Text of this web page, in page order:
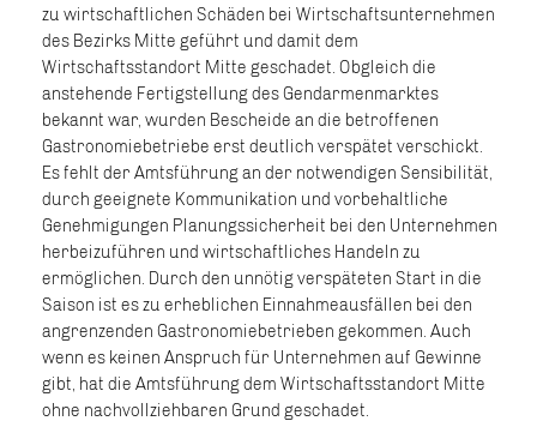
zu wirtschaftlichen Schäden bei Wirtschaftsunternehmen
des Bezirks Mitte geführt und damit dem
Wirtschaftsstandort Mitte geschadet. Obgleich die
anstehende Fertigstellung des Gendarmenmarktes
bekannt war, wurden Bescheide an die betroffenen
Gastronomiebetriebe erst deutlich verspätet verschickt.
Es fehlt der Amtsführung an der notwendigen Sensibilität,
durch geeignete Kommunikation und vorbehaltliche
Genehmigungen Planungssicherheit bei den Unternehmen
herbeizuführen und wirtschaftliches Handeln zu
ermöglichen. Durch den unnötig verspäteten Start in die
Saison ist es zu erheblichen Einnahmeausfällen bei den
angrenzenden Gastronomiebetrieben gekommen. Auch
wenn es keinen Anspruch für Unternehmen auf Gewinne
gibt, hat die Amtsführung dem Wirtschaftsstandort Mitte
ohne nachvollziehbaren Grund geschadet.